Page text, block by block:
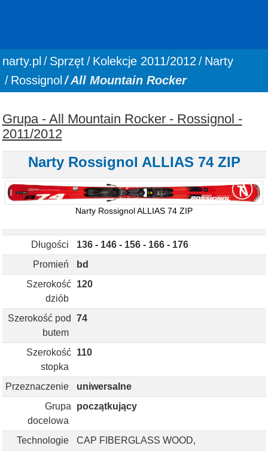
You are here:
narty.pl Sprzęt Kolekcje 2011/2012
Narty
Rossignol
All Mountain Rocker
Grupa - All Mountain Rocker - Rossignol -
2011/2012
Narty Rossignol ALLIAS 74 ZIP
Narty Rossignol ALLIAS 74 ZIP
Długości
136 - 146 - 156 - 166 - 176
Promień
bd
Szerokość
dziób
120
Szerokość pod
butem
74
Szerokość
stopka
110
Przeznaczenie
uniwersalne
Grupa
docelowa
początkujący
Technologie
CAP FIBERGLASS WOOD,